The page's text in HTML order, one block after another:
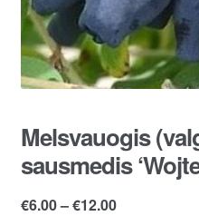
Melsvauogis
sausmedis
€6.00–€12.00Price